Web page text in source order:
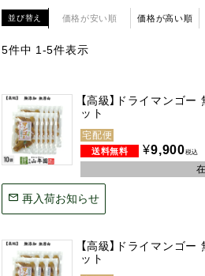
並び替え 価格が安い順 価格が高い順
5件中 1 -5件表示
【高級】ドライマンゴ
ット
宅配便
¥9,900税込
再入荷お知らせ
【高級】ドライマンゴ
ット